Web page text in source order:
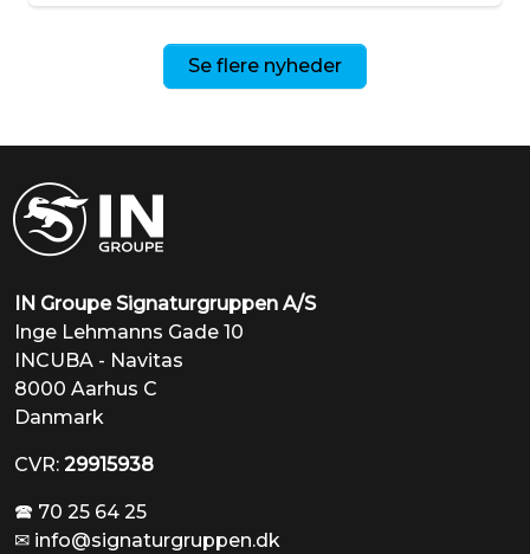
Se flere nyheder
IN Groupe Signaturgruppen A/S
Inge Lehmanns Gade 10
INCUBA - Navitas
8000 Aarhus C
Danmark
CVR: 29915938
🕿 70 25 64 25
✉ info@signaturgruppen.dk